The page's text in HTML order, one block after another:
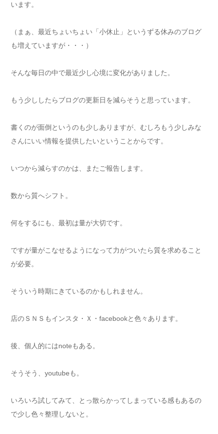
います。
（まぁ、最近ちょいちょい「小休止」というずる休みのブログ
も増えていますが・・・）
そんな毎日の中で最近少し心境に変化がありました。
もう少ししたらブログの更新日を減らそうと思っています。
書くのが面倒というのも少しありますが、むしろもう少しみな
さんにいい情報を提供したいということからです。
いつから減らすのかは、またご報告します。
数から質へシフト。
何をするにも、最初は量が大切です。
ですが量がこなせるようになって力がついたら質を求めること
が必要。
そういう時期にきているのかもしれません。
店のＳＮＳもインスタ・Ｘ・facebookと色々あります。
後、個人的にはnoteもある。
そうそう、youtubeも。
いろいろ試してみて、とっ散らかってしまっている感もあるの
で少し色々整理しないと。